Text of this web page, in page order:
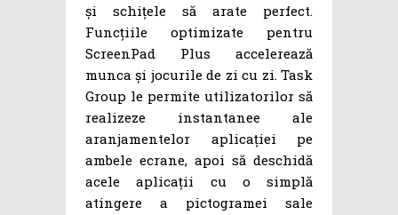
și schițele să arate perfect.
Funcțiile optimizate pentru
ScreenPad Plus accelerează
munca și jocurile de zi cu zi. Task
Group le permite utilizatorilor să
realizeze instantanee ale
aranjamentelor aplicației pe
ambele ecrane, apoi să deschidă
acele aplicații cu o simplă
atingere a pictogramei sale